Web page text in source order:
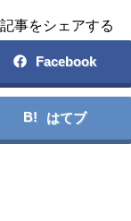
記事をシェアする
Facebook
B! はてブ